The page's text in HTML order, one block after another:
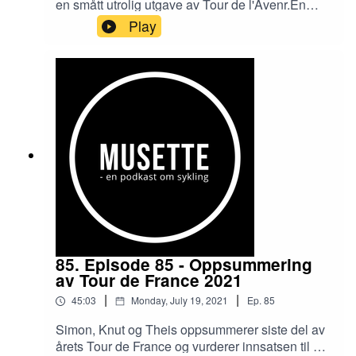
en smått utrolig utgave av Tour de l'Avenr.En
hektisk periode med norske sykkelritt blir
oppsummert og en haug med norske
proffoverganger blir analysert.Podkasten har
Bioracer Norge som samarbeidspartner, og
lyttere av Musette får 15 prosent rabatt på
www.bioracernorge.no ved å bruke rabattkoden
"MUSETTE".Følge oss gjerne i sosiale
medier:Facebook:
facebook.com/musettepodkast/Twitter:
twitter.com/musettepodkastInstagram:
instagram.com/musettepodkast
Play
85. Episode 85 - Oppsummering
av Tour de France 2021
45:03 | Monday, July 19, 2021 | Ep. 85
Simon, Knut og Theis oppsummerer siste del av
årets Tour de France og vurderer innsatsen til de